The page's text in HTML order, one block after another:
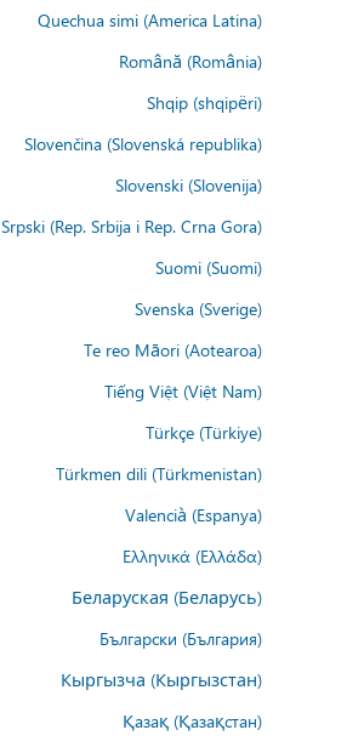
Quechua simi (America Latina)
Română (România)
Shqip (shqipëri)
Slovenčina (Slovenská republika)
Slovenski (Slovenija)
Srpski (Rep. Srbija i Rep. Crna Gora)
Suomi (Suomi)
Svenska (Sverige)
Te reo Māori (Aotearoa)
Tiếng Việt (Việt Nam)
Türkçe (Türkiye)
Türkmen dili (Türkmenistan)
Valencià (Espanya)
Ελληνικά (Ελλάδα)
Беларуская (Беларусь)
Български (България)
Кыргызча (Кыргызстан)
Қазақ (Қазақстан)